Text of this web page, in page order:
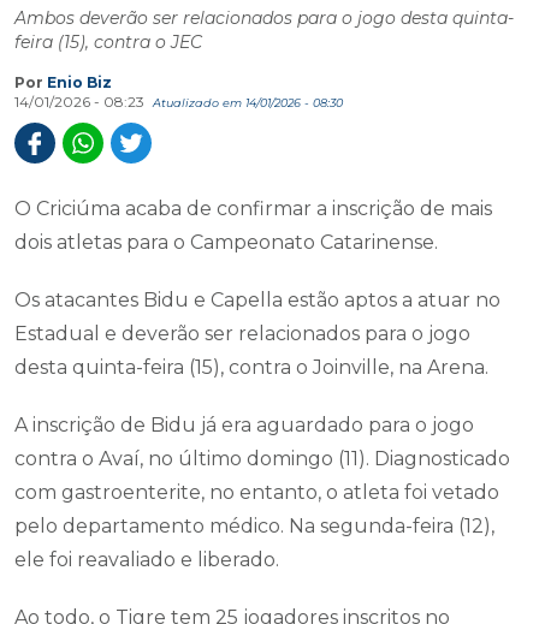
Ambos deverão ser relacionados para o jogo desta quinta-
feira (15), contra o JEC
Por Enio Biz
14/01/2026 - 08:23
Atualizado em 14/01/2026 - 08:30
O Criciúma acaba de confirmar a inscrição de mais
dois atletas para o Campeonato Catarinense.
Os atacantes Bidu e Capella estão aptos a atuar no
Estadual e deverão ser relacionados para o jogo
desta quinta-feira (15), contra o Joinville, na Arena.
A inscrição de Bidu já era aguardado para o jogo
contra o Avaí, no último domingo (11). Diagnosticado
com gastroenterite, no entanto, o atleta foi vetado
pelo departamento médico. Na segunda-feira (12),
ele foi reavaliado e liberado.
Ao todo, o Tigre tem 25 jogadores inscritos no